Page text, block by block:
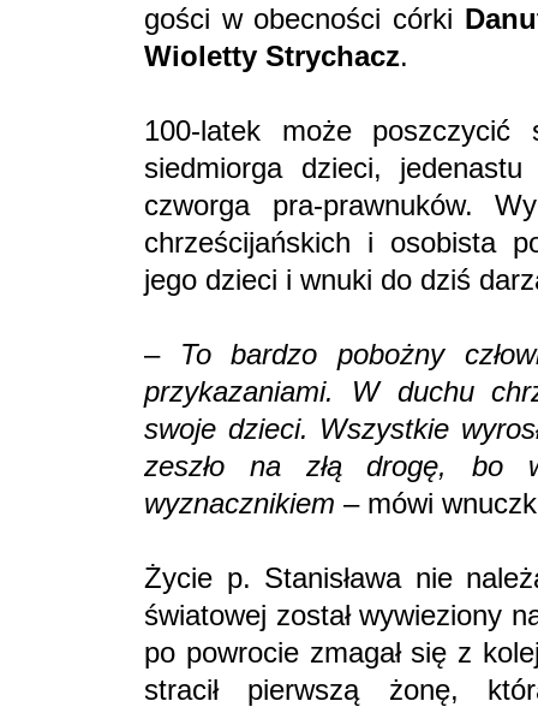
gości w obecności córki
Wioletty Strychacz.
100-latek może
siedmiorga dzieci,
czworga pra-prawnuków.
chrześcijańskich i osobista
jego dzieci i wnuki do dziś
– To bardzo pobożny
przykazaniami. W duchu
swoje dzieci. Wszystkie
zeszło na złą drogę, bo
wyznacznikiem – mówi
Życie p. Stanisława nie
światowej został wywieziony
po powrocie zmagał się z
stracił pierwszą żonę,